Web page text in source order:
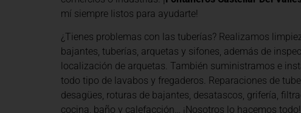
mí siempre listos para ayudarte!
¿Tienes problemas con las tuberías? Realizamos
bajantes, tuberías, arquetas y sifones, además de
localización de arquetas. También suministramos e
todo tipo de lavabos y fregaderos. Reparaciones de
desagües, roturas de bajantes, desatascos, grifería,
cocina, baño y calefacción… ¡Nosotros lo hacemos